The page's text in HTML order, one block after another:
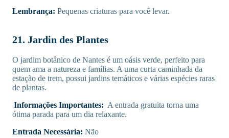
Lembrança: Pequenas criaturas para você levar.
21. Jardin des Plantes
O jardim botânico de Nantes é um oásis verde, perfeito para
quem ama a natureza e famílias. A uma curta caminhada da
estação de trem, possui jardins temáticos e várias espécies raras
de plantas.
Informações Importantes: A entrada gratuita torna uma
ótima parada para um dia relaxante.
Entrada Necessária: Não